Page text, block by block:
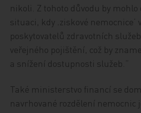
nikoli. Z tohoto důvodu by
situaci, kdy ‚ziskové nemocnice‘
poskytovatelů zdravotních
veřejného pojištění, což by
a snížení dostupnosti služeb.“
Také ministerstvo financí se
navrhované rozdělení nemocnic